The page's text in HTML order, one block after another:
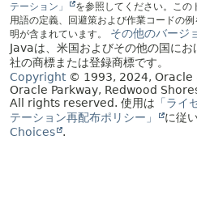
テーション」
を参照してください。この
用語の定義、回避策および作業コードの
明が含まれています。
その他のバージ
Javaは、米国およびその他の国に
社の商標または登録商標です。
Copyright© 1993, 2024, Oracle
Oracle Parkway, Redwood
All rights reserved. 使用は 「ライ
テーション再配布ポリシー」
に従
Choices
.